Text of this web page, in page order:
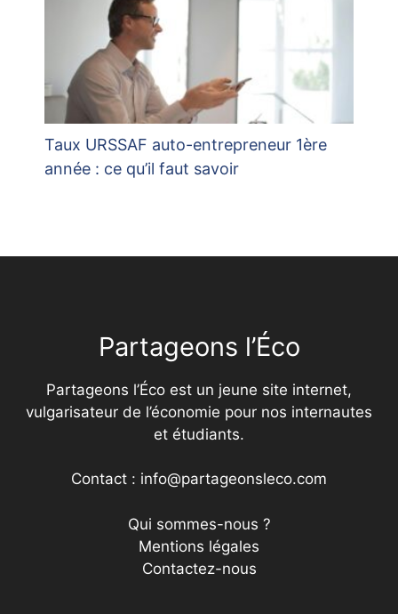
Taux URSSAF auto-entrepreneur 1ère
année : ce qu’il faut savoir
Partageons l’Éco
Partageons l’Éco est un jeune site internet,
vulgarisateur de l’économie pour nos internautes
et étudiants.
Contact : info@partageonsleco.com
Qui sommes-nous ?
Mentions légales
Contactez-nous